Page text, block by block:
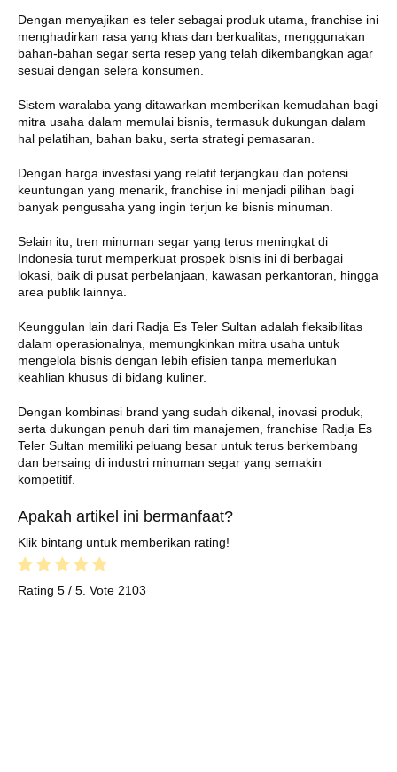
Dengan menyajikan es teler sebagai produk utama, franchise ini
menghadirkan rasa yang khas dan berkualitas, menggunakan
bahan-bahan segar serta resep yang telah dikembangkan agar
sesuai dengan selera konsumen.
Sistem waralaba yang ditawarkan memberikan kemudahan bagi
mitra usaha dalam memulai bisnis, termasuk dukungan dalam
hal pelatihan, bahan baku, serta strategi pemasaran.
Dengan harga investasi yang relatif terjangkau dan potensi
keuntungan yang menarik, franchise ini menjadi pilihan bagi
banyak pengusaha yang ingin terjun ke bisnis minuman.
Selain itu, tren minuman segar yang terus meningkat di
Indonesia turut memperkuat prospek bisnis ini di berbagai
lokasi, baik di pusat perbelanjaan, kawasan perkantoran, hingga
area publik lainnya.
Keunggulan lain dari Radja Es Teler Sultan adalah fleksibilitas
dalam operasionalnya, memungkinkan mitra usaha untuk
mengelola bisnis dengan lebih efisien tanpa memerlukan
keahlian khusus di bidang kuliner.
Dengan kombinasi brand yang sudah dikenal, inovasi produk,
serta dukungan penuh dari tim manajemen, franchise Radja Es
Teler Sultan memiliki peluang besar untuk terus berkembang
dan bersaing di industri minuman segar yang semakin
kompetitif.
Apakah artikel ini bermanfaat?
Klik bintang untuk memberikan rating!
Rating 5 / 5. Vote 2103